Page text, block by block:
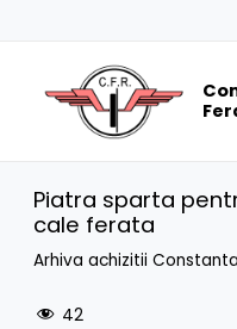
Piatra sparta
cale ferata
Arhiva achizitii Constanta
42